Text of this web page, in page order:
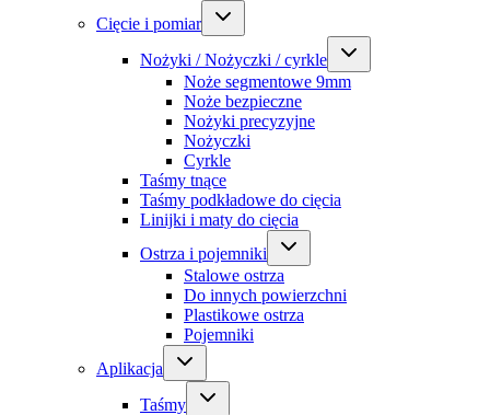
Cięcie i pomiar
Nożyki / Nożyczki / cyrkle
Noże segmentowe 9mm
Noże bezpieczne
Nożyki precyzyjne
Nożyczki
Cyrkle
Taśmy tnące
Taśmy podkładowe do cięcia
Linijki i maty do cięcia
Ostrza i pojemniki
Stalowe ostrza
Do innych powierzchni
Plastikowe ostrza
Pojemniki
Aplikacja
Taśmy